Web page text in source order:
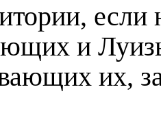
если
и
их,